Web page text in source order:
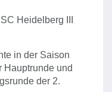
Heidelberg III
in der Saison
Hauptrunde und
der 2.